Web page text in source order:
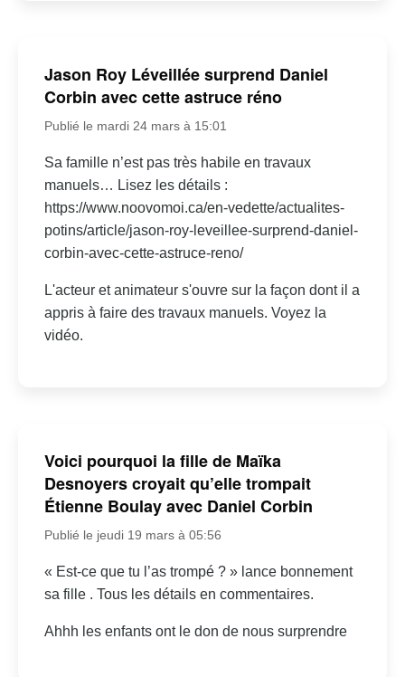
Jason Roy Léveillée surprend Daniel
Corbin avec cette astruce réno
Publié le mardi 24 mars à 15:01
Sa famille n’est pas très habile en travaux
manuels… Lisez les détails :
https://www.noovomoi.ca/en-vedette/actualites-
potins/article/jason-roy-leveillee-surprend-daniel-
corbin-avec-cette-astruce-reno/
L'acteur et animateur s'ouvre sur la façon dont il a
appris à faire des travaux manuels. Voyez la
vidéo.
Voici pourquoi la fille de Maïka
Desnoyers croyait qu’elle trompait
Étienne Boulay avec Daniel Corbin
Publié le jeudi 19 mars à 05:56
« Est-ce que tu l’as trompé ? » lance bonnement
sa fille . Tous les détails en commentaires.
Ahhh les enfants ont le don de nous surprendre